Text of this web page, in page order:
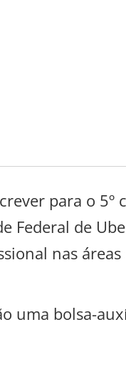
para o 5º
Federal de
nas
uma bolsa-